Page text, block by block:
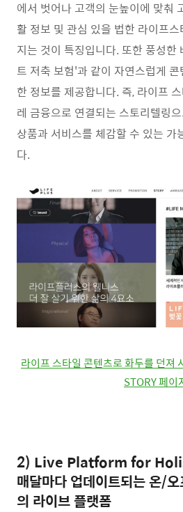
에서 벗어나 고객의 눈높이에 맞춰
활 정보 및 관심 있을 법한 라이프
지는 것이 특징입니다. 또한 풍성한
트 저축 보험'과 같이 자연스럽게
한 정보를 제공합니다. 즉, 라이프
레 금융으로 연결되는 스토리텔링
상품과 서비스를 체감할 수 있는 가
다.
라이프 스타일 콘텐츠로 화두를 던져
STORY 페이
2) Live Platform for
매달마다 업데이트되는 온/
의 라이브 플랫폼